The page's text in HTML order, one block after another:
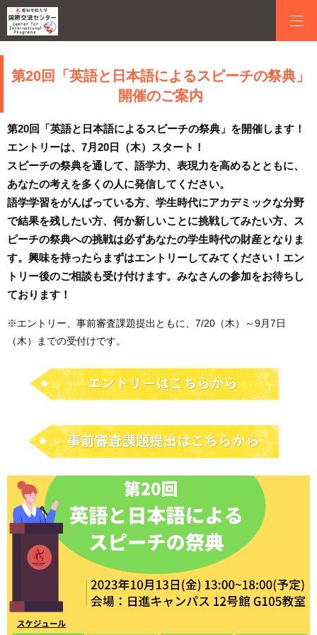
第20回「英語と日本語によるスピーチの祭典」
開催のご案内
第20回「英語と日本語によるスピーチの祭典」を開催します！
エントリーは、7月20日（木）スタート！
スピーチの祭典を通して、語学力、表現力を高めるとともに、
あなたの考えを多くの人に発信してください。
語学学習をがんばっている方、学生時代にアカデミックな分野
で結果を残したい方、何か新しいことに挑戦してみたい方、ス
ピーチの祭典への挑戦は必ずあなたの学生時代の財産となりま
す。興味を持ったらまずはエントリーしてみてください！エン
トリー後のご相談も受け付けます。みなさんの参加をお待ちし
ております！
※エントリー、事前審査課題提出ともに、7/20（木）～9月7日
（木）までの受付けです。